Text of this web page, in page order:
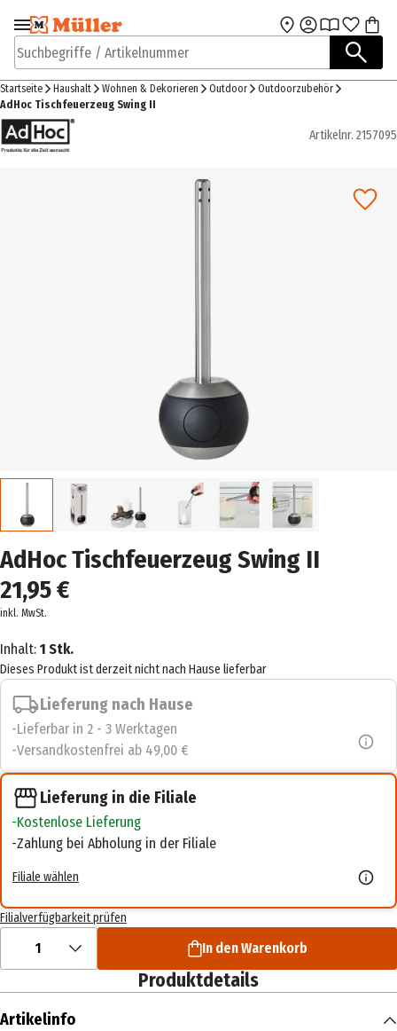
Zur Navigation
springen
Zum Hauptinhalt
Suchbegriffe / Artikelnummer
Startseite Haushalt Wohnen & Dekorieren Outdoor
Outdoorzubehör
AdHoc Tischfeuerzeug Swing II
Artikelnr. 2157095
AdHoc Tischfeuerzeug Swing II
21,95 €
inkl. MwSt.
Inhalt: 1 Stk.
Dieses Produkt ist derzeit nicht nach Hause lieferbar
Lieferung nach Hause
Lieferbar in 2 - 3 Werktagen
Versandkostenfrei ab 49,00 €
Lieferung in die Filiale
Kostenlose Lieferung
Zahlung bei Abholung in der Filiale
Filiale wählen
Filialverfügbarkeit prüfen
1 In den Warenkorb
Produktdetails
Artikelinfo